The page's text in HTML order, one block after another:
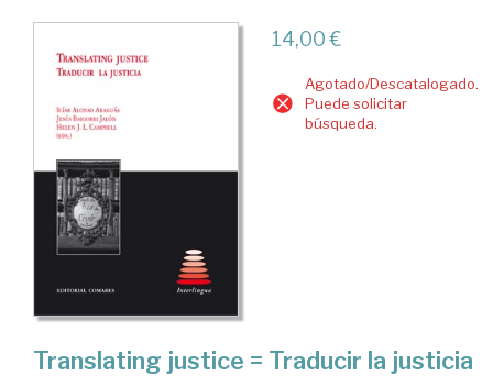
14,00 €
Agotado/Descatalogado.
Puede solicitar
búsqueda.
Translating justice = Traducir la justicia